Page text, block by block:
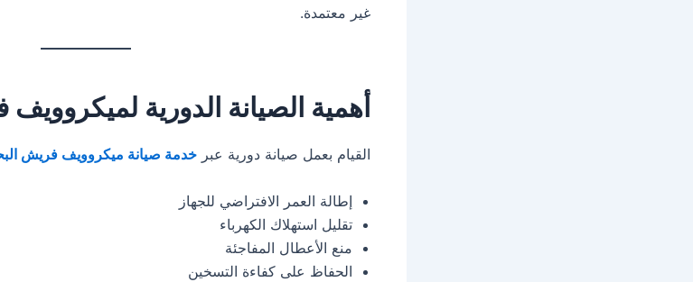
غير معتمدة.
أهمية الصيانة الدورية
القيام بعمل صيانة دورية عبر خدمة صيانة ميكروويف فريش
إطالة العمر الافتراضي للجهاز
تقليل استهلاك الكهرباء
منع الأعطال المفاجئة
الحفاظ على كفاءة التسخين